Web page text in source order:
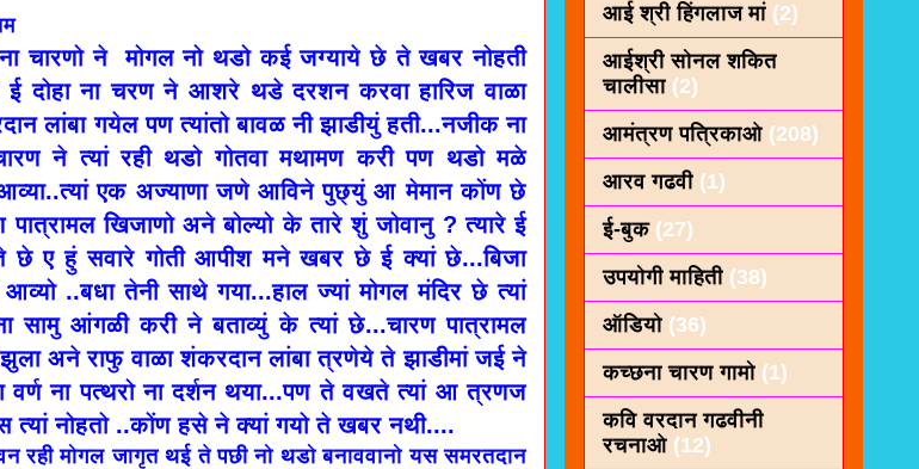
ना चारणो ने मोगल नो थडो कई जग्याये छे ते खबर नोहती
दोहा ना चरण ने आशरे थडे दरशन करवा हारिज वाळा
लांबा गयेल पण त्यांतो बावळ नी झाडीयुं हती...नजीक ना
ने त्यां रही थडो गोतवा मथामण करी पण थडो मळे
आव्या..त्यां एक अज्याणा जणे आविने पुछ्युं आ मेमान कोंण छे
खिजाणो अने बोल्यो के तारे शुं जोवानु ? त्यारे ई
छे ए हुं सवारे गोती आपीश मने खबर छे ई क्यां छे...बिजा
..बधा तेनी साथे गया...हाल ज्यां मोगल मंदिर छे त्यां
सामु आंगळी करी ने बताव्युं के त्यां छे...चारण पात्रामल
झुला अने राफु वाळा शंकरदान लांबा त्रणेये ते झाडीमां जई ने
वर्ण ना पत्थरो ना दर्शन थया...पण ते वखते त्यां आ त्रणज
त्यां नोहतो ..कोंण हसे ने क्यां गयो ते खबर नथी....
रही मोगल जागृत थई ते पछी नो थडो बनाववानो यस समरतदान
आई श्री हिंगलाज मां (2)
आईश्री सोनल शकित
चालीसा (2)
आमंत्रण पत्रिकाओ (208)
आरव गढवी (1)
ई-बुक (27)
उपयोगी माहिती (38)
ऑडियो (36)
कच्छना चारण गामो (1)
कवि वरदान गढवीनी
रचनाओ (12)